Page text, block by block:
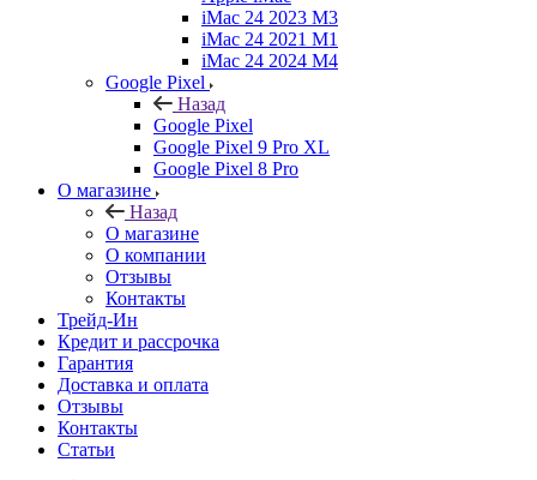
iMac 24 2023 M3
iMac 24 2021 M1
iMac 24 2024 M4
Google Pixel
Назад
Google Pixel
Google Pixel 9 Pro XL
Google Pixel 8 Pro
О магазине
Назад
О магазине
О компании
Отзывы
Контакты
Трейд-Ин
Кредит и рассрочка
Гарантия
Доставка и оплата
Отзывы
Контакты
Статьи